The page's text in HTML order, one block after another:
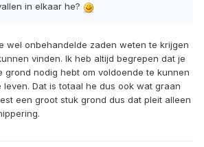
in elkaar he?
wel onbehandelde zaden weten te krijgen
vinden. Ik heb altijd begrepen dat je
grond nodig hebt om voldoende te kunnen
Dat is totaal he dus ook wat graan
een groot stuk grond dus dat pleit alleen